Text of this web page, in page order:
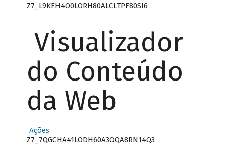
Z7_L9KEH4O0LORH80ALCLTPF80SI6
Visualizador
do Conteúdo
da Web
Ações
Z7_7QGCHA41LODH60A3OQA8RN14Q3